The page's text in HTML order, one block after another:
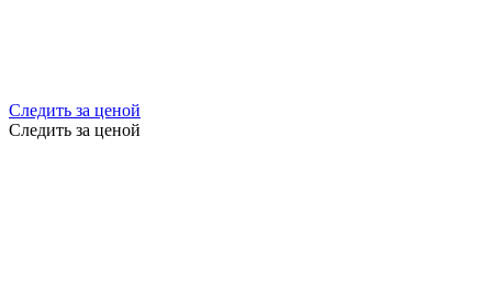
Следить за ценой
Следить за ценой